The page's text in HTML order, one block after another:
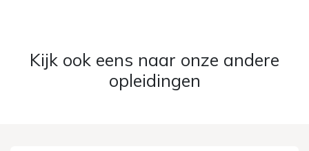
Kijk ook eens naar onze andere
opleidingen